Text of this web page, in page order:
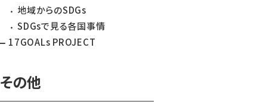
地域からのSDGs
SDGsで見る各国事情
17GOALs PROJECT
その他